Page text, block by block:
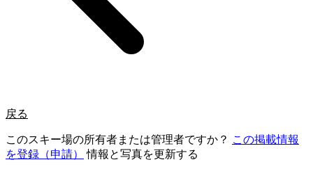
戻る
このスキー場の所有者または管理者ですか？ この掲載情報
を登録（申請）
情報と写真を更新する